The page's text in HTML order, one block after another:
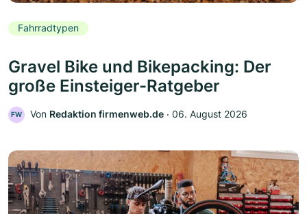
Fahrradtypen
Gravel Bike und Bikepacking: Der
große Einsteiger-Ratgeber
FW Von Redaktion firmenweb.de ‧ 06. August 2026